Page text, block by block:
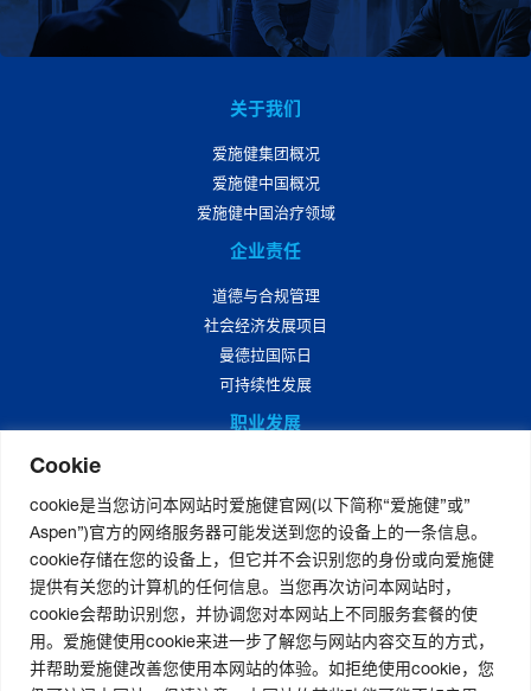
Cookie
cookie是当您访问本网站时爱施健官网(以下简称“爱施健”或”
Aspen”)官方的网络服务器可能发送到您的设备上的一条信息。
cookie存储在您的设备上，但它并不会识别您的身份或向爱施健
提供有关您的计算机的任何信息。当您再次访问本网站时，
cookie会帮助识别您，并协调您对本网站上不同服务套餐的使
用。爱施健使用cookie来进一步了解您与网站内容交互的方式，
并帮助爱施健改善您使用本网站的体验。如拒绝使用cookie，您
关于我们
爱施健集团概况
爱施健中国概况
爱施健中国治疗领域
企业责任
道德与合规管理
社会经济发展项目
曼德拉国际日
可持续性发展
职业发展
爱施健中国岗位招聘
媒体中心
爱施健集团资讯
爱施健中国资讯